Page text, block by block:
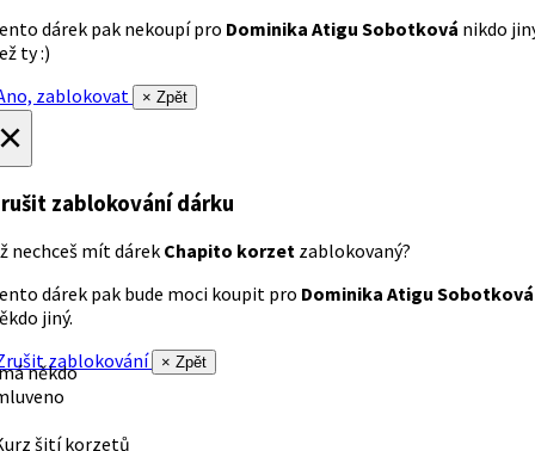
dárek pak nekoupí pro Dominika Atigu Sobotková nikdo
ty :)
zablokovat
× Zpět
zablokování dárku
nechceš mít dárek Chapito korzet zablokovaný?
dárek pak bude moci koupit pro Dominika Atigu Sobotková
jiný.
zablokování
× Zpět
někdo